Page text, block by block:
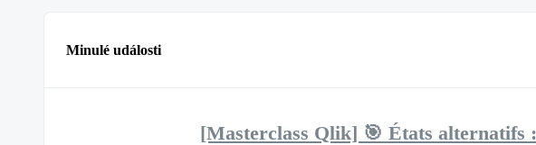
Minulé události
[Masterclass Qlik] 🎯 États alternatifs